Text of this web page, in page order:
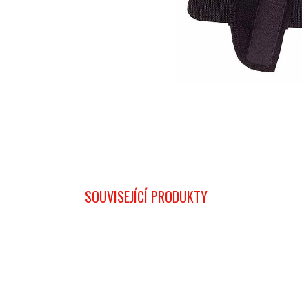
SOUVISEJÍCÍ PRODUKTY